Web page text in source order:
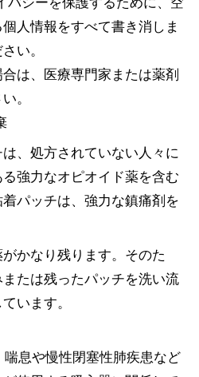
人情報をすべて書き消しま
い。
は、医療専門家または薬剤
。
、処方されていない人々に
強力なオピオイド薬を含む
パッチは、強力な鎮痛剤を
かなり残ります。そのた
たは残ったパッチを洗い流
います。
息や慢性閉塞性肺疾患など